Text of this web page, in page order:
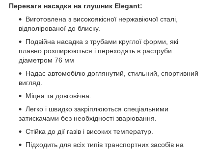
Переваги насадки на глушник Elegant:
Виготовлена з високоякісної нержавіючої сталі,
відполірованої до блиску.
Подвійна насадка з трубами круглої форми, які
плавно розширюються і переходять в раструби
діаметром 76 мм
Надає автомобілю доглянутий, стильний, спортивний
вигляд.
Міцна та довговічна.
Легко і швидко закріплюються спеціальними
затискачами без необхідності зварювання.
Стійка до дії газів і високих температур.
Підходить для всіх типів транспортних засобів на